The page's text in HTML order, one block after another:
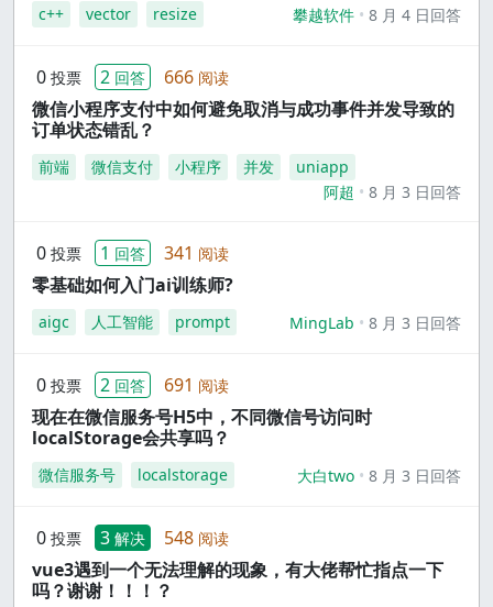
c++ vector resize 攀越软件 8 月 4 日回答
0 投票 2 回答 666 阅读
微信小程序支付中如何避免取消与成功事件并发导致的
订单状态错乱？
前端 微信支付 小程序 并发
uniapp
阿超
8 月 3 日回答
0 投票 1 回答 341 阅读
零基础如何入门ai训练师?
aigc 人工智能 prompt MingLab 8 月 3 日回答
0 投票 2 回答 691 阅读
现在在微信服务号H5中，不同微信号访问时
localStorage会共享吗？
微信服务号 localstorage 大白two 8 月 3 日回答
0 投票 3 解决 548 阅读
vue3遇到一个无法理解的现象，有大佬帮忙指点一下
吗？谢谢！！！？